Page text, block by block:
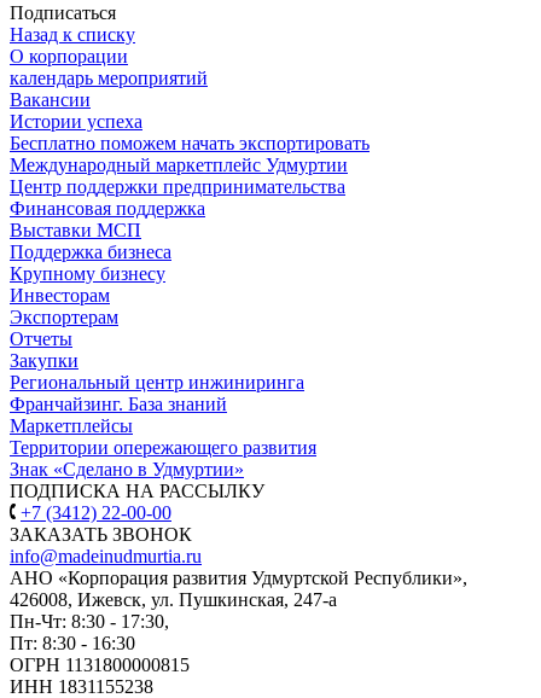
Подписаться
Назад к списку
О корпорации
календарь мероприятий
Вакансии
Истории успеха
Бесплатно поможем начать экспортировать
Международный маркетплейс Удмуртии
Центр поддержки предпринимательства
Финансовая поддержка
Выставки МСП
Поддержка бизнеса
Крупному бизнесу
Инвесторам
Экспортерам
Отчеты
Закупки
Региональный центр инжиниринга
Франчайзинг. База знаний
Маркетплейсы
Территории опережающего развития
Знак «Сделано в Удмуртии»
ПОДПИСКА НА РАССЫЛКУ
+7 (3412) 22-00-00
ЗАКАЗАТЬ ЗВОНОК
info@madeinudmurtia.ru
АНО «Корпорация развития Удмуртской Республики»,
426008, Ижевск, ул. Пушкинская, 247-а
Пн-Чт: 8:30 - 17:30,
Пт: 8:30 - 16:30
ОГРН 1131800000815
ИНН 1831155238